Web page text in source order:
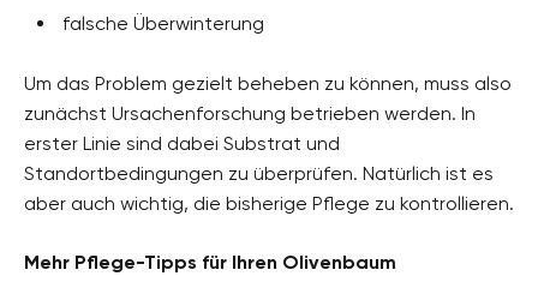
falsche Überwinterung
Um das Problem gezielt beheben zu können, muss also
zunächst Ursachenforschung betrieben werden. In
erster Linie sind dabei Substrat und
Standortbedingungen zu überprüfen. Natürlich ist es
aber auch wichtig, die bisherige Pflege zu kontrollieren.
Mehr Pflege-Tipps für Ihren Olivenbaum